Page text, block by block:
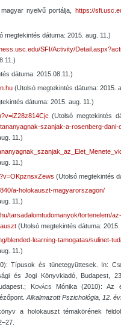
nyelvű portálja,
https://
megtekintés dátuma: 2015. aug. 11.)
SFI/Activity/
dátuma: 2015.08.11.)
(Utolsó megtekintés dátuma: 2015.
dátuma: 2015. aug. 11.)
(Utolsó megtekintés
szanjak-a-rosenberg-dani-
11.)
11.)
(Utolsó megtekintés
a-holokauszt-magyarorszagon/
11.)
tarsadalomtudomanyok/tortenelem/
(Utolsó megtekintés dátuma: 2015.
blended-learning-tamogatas/sulinet-
11.)
Típusok és tünetegyüttesek. In:
és Jogi Könyvkiadó, Budapest,
KovácsMónika (2010): Az
Alkalmazott Pszichológia, 12.
a holokauszt témakörének